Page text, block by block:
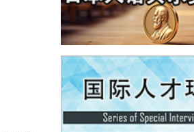
裹保护受损神经细胞的机制，
阿尔茨海默病等疾病疗法
科学研究
日本东北大学与横滨橡胶全球首
度揭示橡胶—黄铜粘接界面劣化
为提升轮胎安全性与耐久性的
道路
近畿大学等发现植物染料“日本
可抑制老化与炎症，有望成为新
料科学研究
群马大学开发针对难治性癫痫的
法，利用超小型GAD67启动子
科学研究